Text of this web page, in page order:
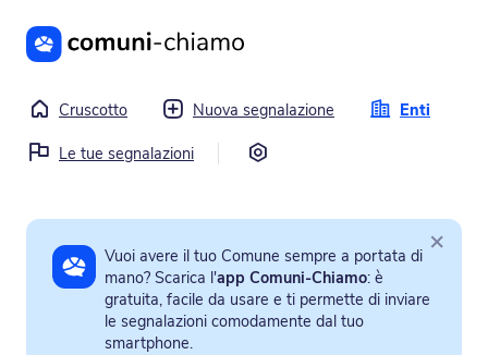
Vai al contenuto principale
Cruscotto Nuova segnalazione
Enti
Le tue segnalazioni
Vuoi avere il tuo Comune sempre a portata di
mano? Scarica l'app Comuni-Chiamo: è
gratuita, facile da usare e ti permette di inviare
le segnalazioni comodamente dal tuo
smartphone.
×